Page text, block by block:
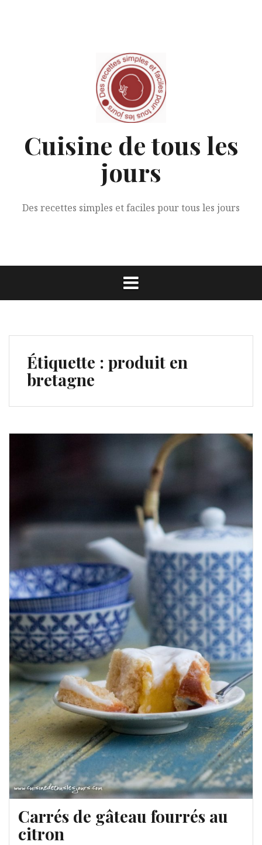
Cuisine de tous les
jours
Des recettes simples et faciles pour tous les jours
Étiquette : produit en
bretagne
Carrés de gâteau fourrés au
citron